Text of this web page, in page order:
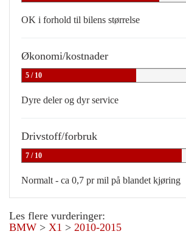
OK i forhold til bilens størrelse
Økonomi/kostnader
5 / 10
Dyre deler og dyr service
Drivstoff/forbruk
7 / 10
Normalt - ca 0,7 pr mil på blandet kjøring
Les flere vurderinger:
BMW > X1 > 2010-2015